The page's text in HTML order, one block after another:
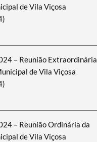
de Vila Viçosa
– Reunião Extraordinária
de Vila Viçosa
– Reunião Ordinária da
de Vila Viçosa